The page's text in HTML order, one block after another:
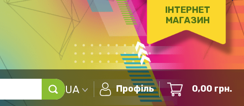
ІНТЕРНЕТ
МАГАЗИН
UA Профіль 0,00 грн.